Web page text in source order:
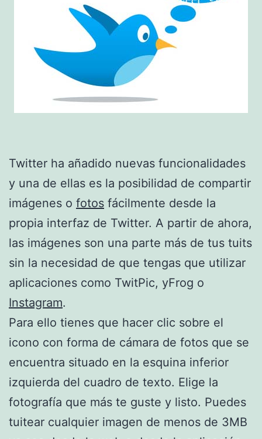
Twitter ha añadido nuevas funcionalidades
y una de ellas es la posibilidad de compartir
imágenes o fotos fácilmente desde la
propia interfaz de Twitter. A partir de ahora,
las imágenes son una parte más de tus tuits
sin la necesidad de que tengas que utilizar
aplicaciones como TwitPic, yFrog o
Instagram.
Para ello tienes que hacer clic sobre el
icono con forma de cámara de fotos que se
encuentra situado en la esquina inferior
izquierda del cuadro de texto. Elige la
fotografía que más te guste y listo. Puedes
tuitear cualquier imagen de menos de 3MB